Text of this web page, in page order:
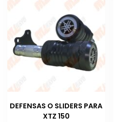
DEFENSAS O SLIDERS PARA
XTZ 150